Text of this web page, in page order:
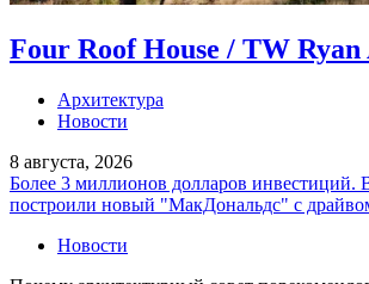
Four Roof House / TW
Архитектура
Новости
8 августа, 2026
Более 3 миллионов долларов инвестиций.
построили новый "МакДональдс" с
Новости